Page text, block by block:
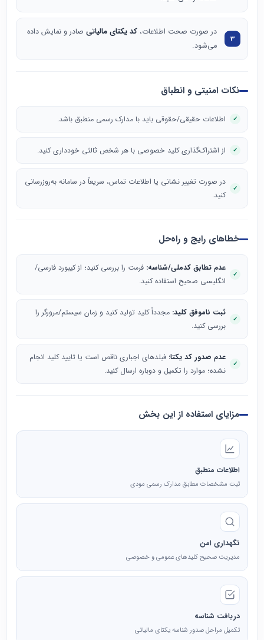
در صورت صحت اطلاعات، کد یکتای مالیاتی صادر و نمایش داده
می‌شود.
نکات امنیتی و انطباق
اطلاعات حقیقی/حقوقی باید با مدارک رسمی منطبق باشد.
از اشتراک‌گذاری کلید خصوصی با هر شخص ثالثی خودداری کنید.
در صورت تغییر نشانی یا اطلاعات تماس، سریعاً در سامانه به‌روزرسانی
کنید.
خطاهای رایج و راه‌حل
عدم تطابق کدملی/شناسه: فرمت را بررسی کنید؛ از کیبورد فارسی/
انگلیسی صحیح استفاده کنید.
ثبت ناموفق کلید: مجدداً کلید تولید کنید و زمان سیستم/مرورگر را
بررسی کنید.
عدم صدور کد یکتا: فیلدهای اجباری ناقص است یا تایید کلید انجام
نشده؛ موارد را تکمیل و دوباره ارسال کنید.
مزایای استفاده از این بخش
اطلاعات منطبق
ثبت مشخصات مطابق مدارک رسمی مودی
نگهداری امن
مدیریت صحیح کلیدهای عمومی و خصوصی
دریافت شناسه
تکمیل مراحل صدور شناسه یکتای مالیاتی